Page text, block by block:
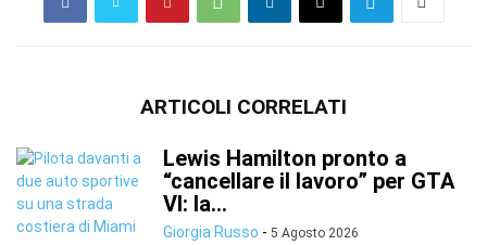
ARTICOLI CORRELATI
Lewis Hamilton pronto a
“cancellare il lavoro” per GTA
VI: la...
Giorgia Russo - 5 Agosto 2026